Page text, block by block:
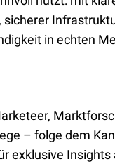
sicherer
in echten
– folge dem
exklusive Insights